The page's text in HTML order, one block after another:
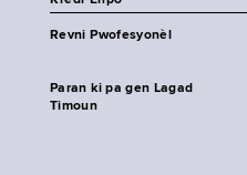
Revni Pwofesyonèl
Paran ki pa gen Lagad
Timoun